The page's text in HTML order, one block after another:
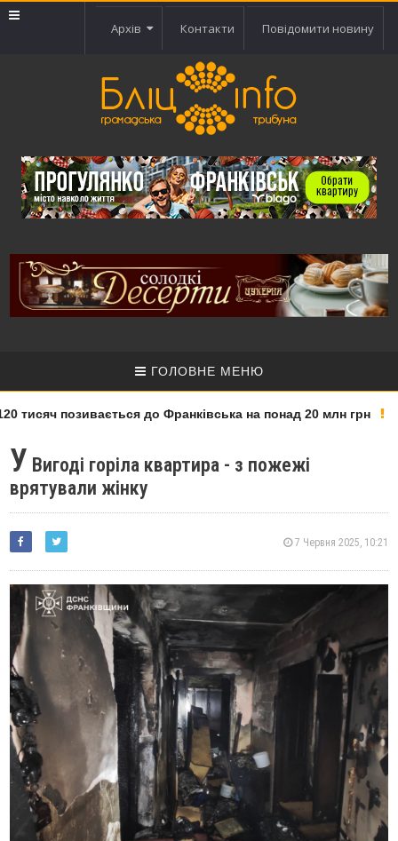
Архів Контакти Повідомити новину
ГОЛОВНЕ МЕНЮ
позивається до Франківська на понад 20 млн грн
У Вигоді горіла квартира - з пожежі
врятували жінку
7 Червня 2025, 10:21